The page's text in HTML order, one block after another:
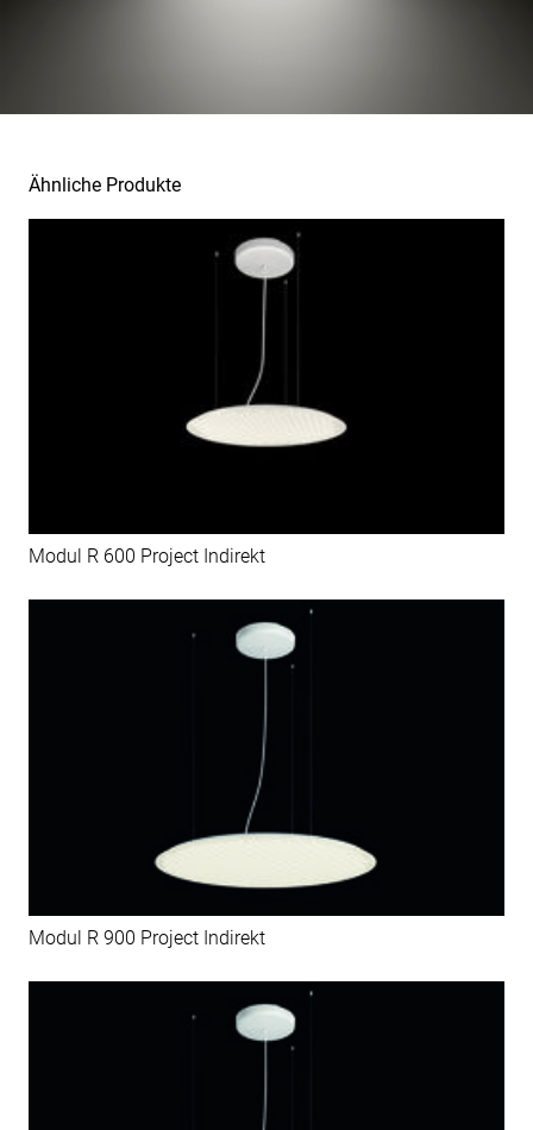
Ähnliche Produkte
Modul R 600 Project Indirekt
Modul R 900 Project Indirekt